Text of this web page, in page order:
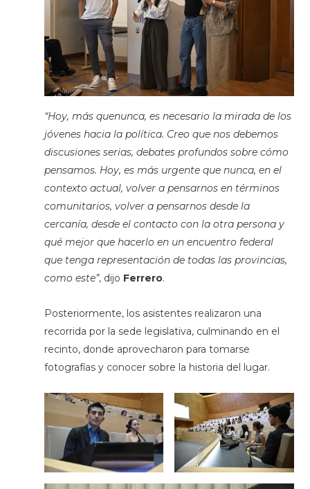
“Hoy, más quenunca, es necesario la mirada de los
jóvenes hacia la política. Creo que nos debemos
discusiones serias, debates profundos sobre cómo
pensamos. Hoy, es más urgente que nunca, en el
contexto actual, volver a pensarnos en términos
comunitarios, volver a pensarnos desde la
cercanía, desde el contacto con la otra persona y
qué mejor que hacerlo en un encuentro federal
que tenga representación de todas las provincias,
como este”, dijo Ferrero.
Posteriormente, los asistentes realizaron una
recorrida por la sede legislativa, culminando en el
recinto, donde aprovecharon para tomarse
fotografías y conocer sobre la historia del lugar.